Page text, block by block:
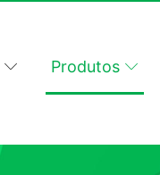
Produtos